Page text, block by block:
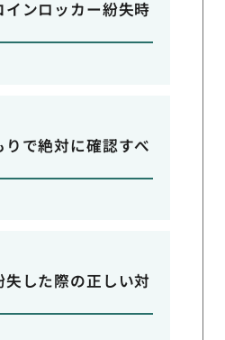
ンロッカー紛失時
で絶対に確認すべ
した際の正しい対